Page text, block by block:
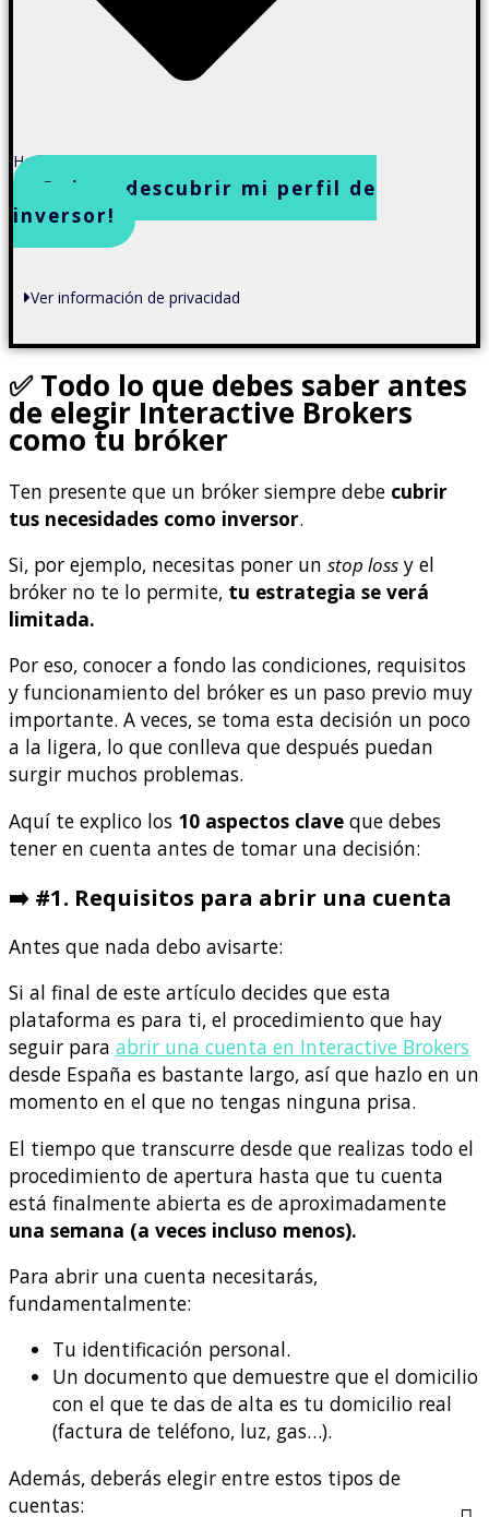
He leído y acepto la política de privacidad
¡Quiero descubrir mi perfil de
inversor!
Ver información de privacidad
✅ Todo lo que debes saber antes
de elegir Interactive Brokers
como tu bróker
Ten presente que un bróker siempre debe cubrir
tus necesidades como inversor.
Si, por ejemplo, necesitas poner un stop loss y el
bróker no te lo permite, tu estrategia se verá
limitada.
Por eso, conocer a fondo las condiciones, requisitos
y funcionamiento del bróker es un paso previo muy
importante. A veces, se toma esta decisión un poco
a la ligera, lo que conlleva que después puedan
surgir muchos problemas.
Aquí te explico los 10 aspectos clave que debes
tener en cuenta antes de tomar una decisión:
➡️ #1. Requisitos para abrir una cuenta
Antes que nada debo avisarte:
Si al final de este artículo decides que esta
plataforma es para ti, el procedimiento que hay
seguir para abrir una cuenta en Interactive Brokers
desde España es bastante largo, así que hazlo en un
momento en el que no tengas ninguna prisa.
El tiempo que transcurre desde que realizas todo el
procedimiento de apertura hasta que tu cuenta
está finalmente abierta es de aproximadamente
una semana (a veces incluso menos).
Para abrir una cuenta necesitarás,
fundamentalmente:
Tu identificación personal.
Un documento que demuestre que el domicilio
con el que te das de alta es tu domicilio real
(factura de teléfono, luz, gas…).
Además, deberás elegir entre estos tipos de
cuentas: